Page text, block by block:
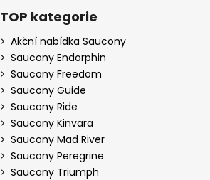
TOP kategorie
Akční nabídka Saucony
Saucony Endorphin
Saucony Freedom
Saucony Guide
Saucony Ride
Saucony Kinvara
Saucony Mad River
Saucony Peregrine
Saucony Triumph